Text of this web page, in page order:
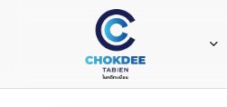
content